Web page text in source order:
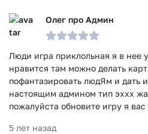
Олег про Админ
Люди игра приклольная я в нее
нравится там можно делать
пофантазировать людЯм и дать
настоящим админом тип эххх
пожалуйста обновите игру я
5 лет назад